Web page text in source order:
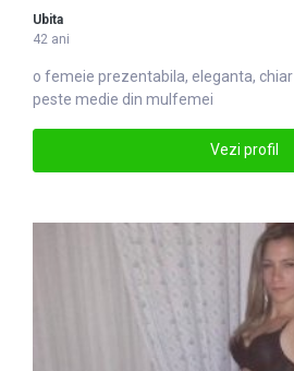
Ubita
42 ani
o femeie prezentabila, eleganta,
peste medie din mulfemei
Vezi profil